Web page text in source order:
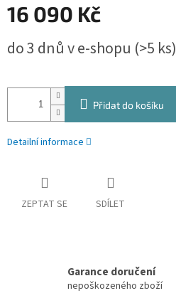
16 090 Kč
cena:
do 3 dnů v e-shopu (>5 ks)
Přidat do košíku
Detailní informace
ZEPTAT SE SDÍLET
Garance doručení
nepoškozeného zboží